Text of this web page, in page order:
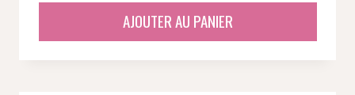
AJOUTER AU PANIER